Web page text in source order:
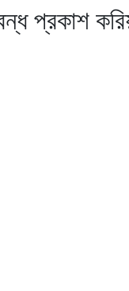
প্রকাশ